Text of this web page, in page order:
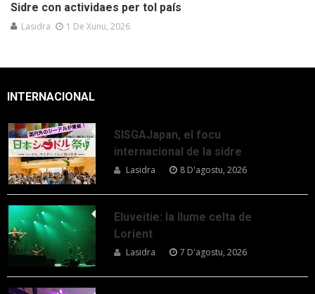
Sidre con actividaes per tol país
Lasidra 1 De Xunu, 2026
INTERNACIONAL
SISGAJapan, el focu
internacional de la sidre
Lasidra 8 D'agostu, 2026
Eluveitie: la llume celta de
Lorient
Lasidra 7 D'agostu, 2026